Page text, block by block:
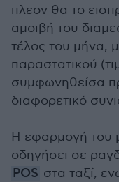
πλεον θα το
αμοιβή του
τέλος του μήνα,
παραστατικού
συμφωνηθείσα
διαφορετικό
Η εφαρμογή του
οδηγήσει σε
POS στα ταξί,